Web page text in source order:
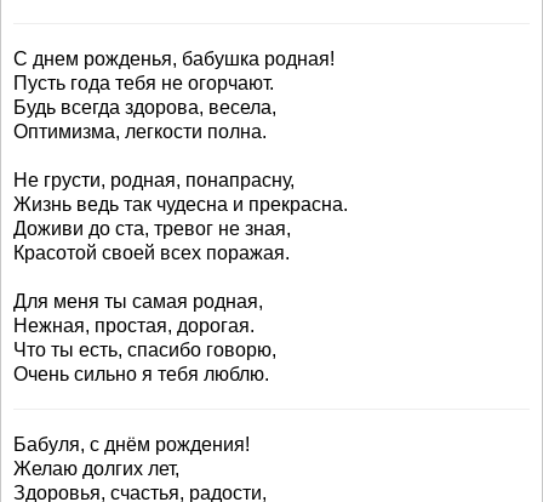
С днем рожденья, бабушка родная!
Пусть года тебя не огорчают.
Будь всегда здорова, весела,
Оптимизма, легкости полна.
Не грусти, родная, понапрасну,
Жизнь ведь так чудесна и прекрасна.
Доживи до ста, тревог не зная,
Красотой своей всех поражая.
Для меня ты самая родная,
Нежная, простая, дорогая.
Что ты есть, спасибо говорю,
Очень сильно я тебя люблю.
Бабуля, с днём рождения!
Желаю долгих лет,
Здоровья, счастья, радости,